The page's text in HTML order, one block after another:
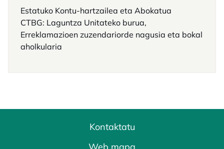
Estatuko Kontu-hartzailea eta Abokatua
CTBG: Laguntza Unitateko burua,
Erreklamazioen zuzendariorde nagusia eta bokal
aholkularia
Kontaktatu